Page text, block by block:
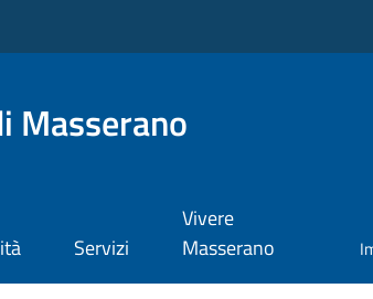
Masserano
Servizi
Vivere
Masserano